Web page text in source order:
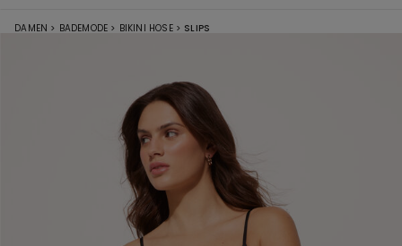
DAMEN > BADEMODE > BIKINI HOSE > SLIPS